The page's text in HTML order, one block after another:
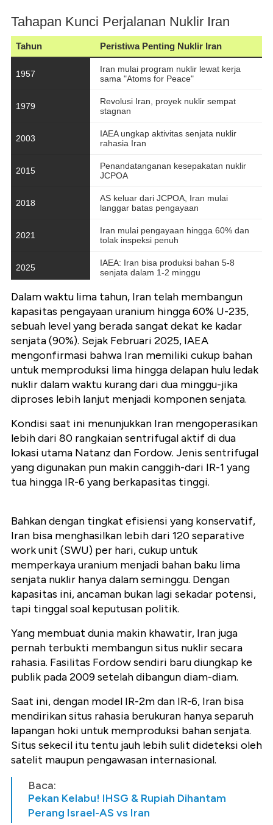
Dalam waktu lima tahun, Iran telah membangun
kapasitas pengayaan uranium hingga 60% U-235,
sebuah level yang berada sangat dekat ke kadar
senjata (90%). Sejak Februari 2025, IAEA
mengonfirmasi bahwa Iran memiliki cukup bahan
untuk memproduksi lima hingga delapan hulu ledak
nuklir dalam waktu kurang dari dua minggu-jika
diproses lebih lanjut menjadi komponen senjata.
Kondisi saat ini menunjukkan Iran mengoperasikan
lebih dari 80 rangkaian sentrifugal aktif di dua
lokasi utama Natanz dan Fordow. Jenis sentrifugal
yang digunakan pun makin canggih-dari IR-1 yang
tua hingga IR-6 yang berkapasitas tinggi.
Bahkan dengan tingkat efisiensi yang konservatif,
Iran bisa menghasilkan lebih dari 120 separative
work unit (SWU) per hari, cukup untuk
memperkaya uranium menjadi bahan baku lima
senjata nuklir hanya dalam seminggu. Dengan
kapasitas ini, ancaman bukan lagi sekadar potensi,
tapi tinggal soal keputusan politik.
Yang membuat dunia makin khawatir, Iran juga
pernah terbukti membangun situs nuklir secara
rahasia. Fasilitas Fordow sendiri baru diungkap ke
publik pada 2009 setelah dibangun diam-diam.
Saat ini, dengan model IR-2m dan IR-6, Iran bisa
mendirikan situs rahasia berukuran hanya separuh
lapangan hoki untuk memproduksi bahan senjata.
Situs sekecil itu tentu jauh lebih sulit dideteksi oleh
satelit maupun pengawasan internasional.
Baca:
Pekan Kelabu! IHSG & Rupiah Dihantam
Perang Israel-AS vs Iran